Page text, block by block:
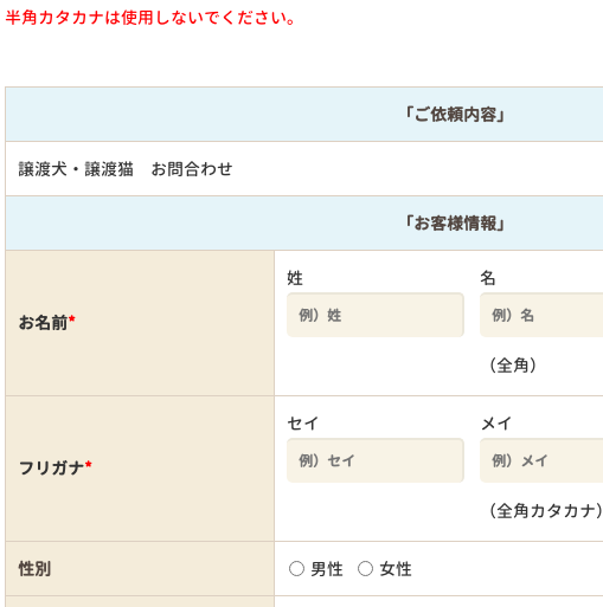
半角カタカナは使用しないでください。
「ご依頼内容」
譲渡犬・譲渡猫 お問合わせ
「お客様情報」
お名前*
姓 名
（全角）
フリガナ*
セイ メイ
（全角カタカナ）
性別 男性 女性